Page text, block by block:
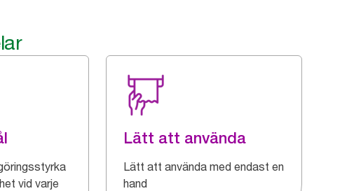
vid varje
Lätt att använda
Lätt att använda med endast en
hand